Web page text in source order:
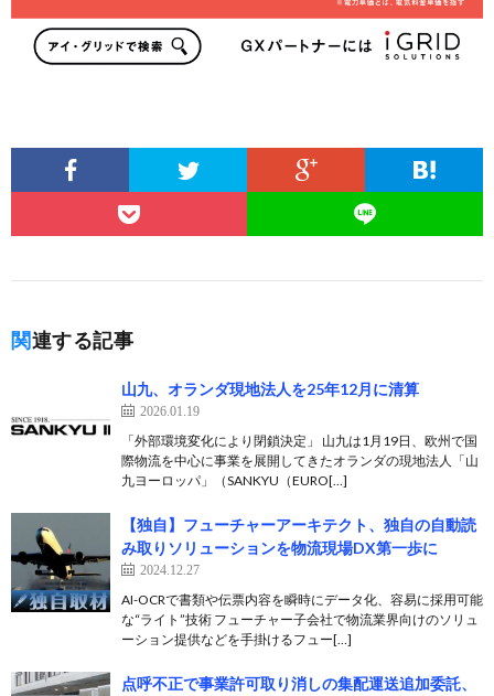
関連する記事
山九、オランダ現地法人を25年12月に清算
2026.01.19
「外部環境変化により閉鎖決定」 山九は1月19日、欧州で国
際物流を中心に事業を展開してきたオランダの現地法人「山
九ヨーロッパ」（SANKYU（EURO[…]
【独自】フューチャーアーキテクト、独自の自動読
み取りソリューションを物流現場DX第一歩に
2024.12.27
AI-OCRで書類や伝票内容を瞬時にデータ化、容易に採用可能
な“ライト”技術 フューチャー子会社で物流業界向けのソリュ
ーション提供などを手掛けるフュー[…]
点呼不正で事業許可取り消しの集配運送追加委託、